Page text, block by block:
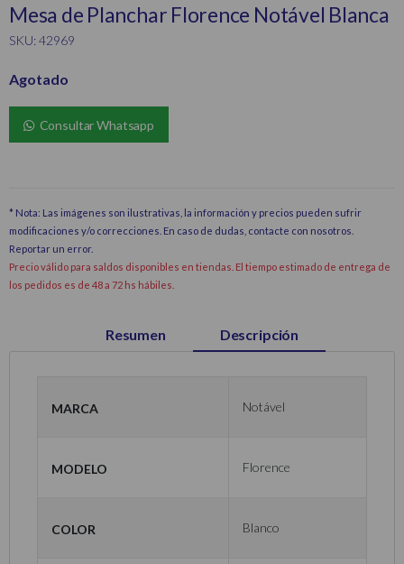
Mesa de Planchar Florence Notável Blanca
SKU: 42969
Agotado
Consultar Whatsapp
* Nota: Las imágenes son ilustrativas, la información y precios pueden sufrir
modificaciones y/o correcciones. En caso de dudas, contacte con nosotros.
Reportar un error.
Precio válido para saldos disponibles en tiendas. El tiempo estimado de entrega de
los pedidos es de 48 a 72 hs hábiles.
Resumen Descripción
Marca Notável
Modelo Florence
Color Blanco